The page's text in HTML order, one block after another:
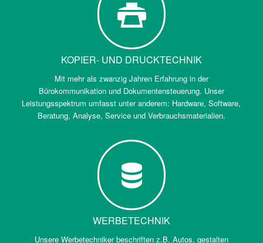
KOPIER- UND DRUCKTECHNIK
Mit mehr als zwanzig Jahren Erfahrung in der
Bürokommunikation und Dokumentensteuerung. Unser
Leistungsspektrum umfasst unter anderem: Hardware, Software,
Beratung, Analyse, Service und Verbrauchsmaterialien.
WERBETECHNIK
Unsere Werbetechniker beschriften z.B. Autos, gestalten